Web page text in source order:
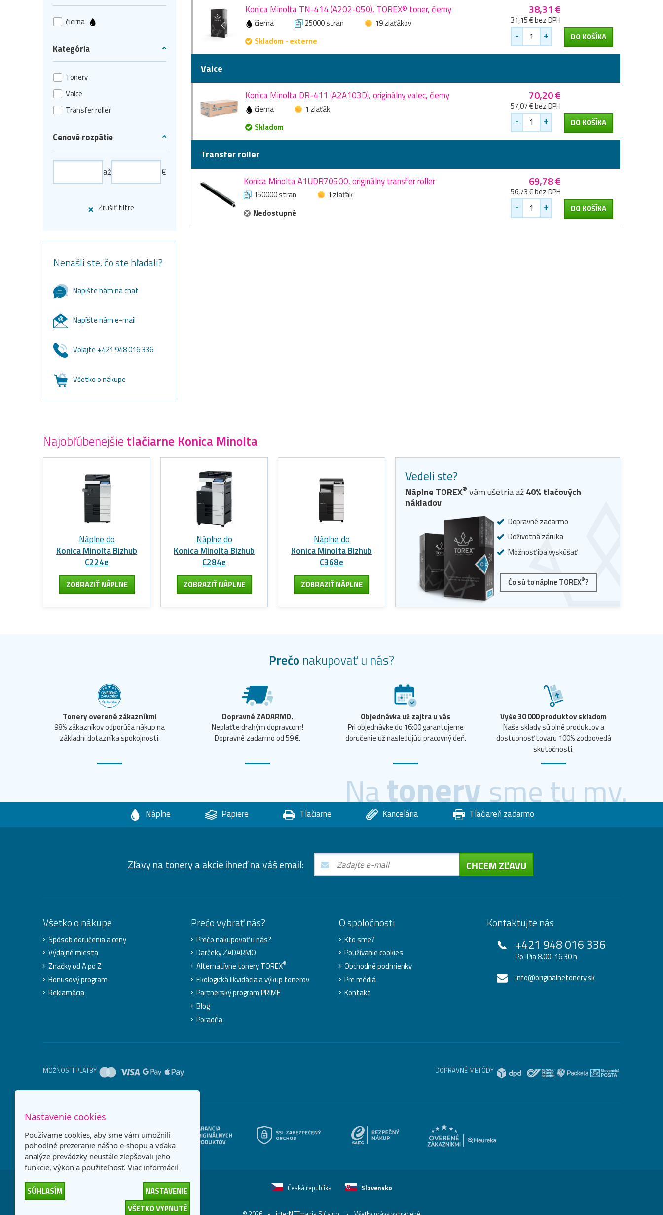
čierna
Kategória
Tonery
Valce
Transfer roller
Cenové rozpätie
až €
Zrušiť filtre
Nenašli ste, čo ste hľadali?
Napište nám na chat
Napíšte nám e-mail
Volajte +421 948 016 336
Všetko o nákupe
Konica Minolta TN-414 (A202-050), TOREX® toner, čierny
čierna 25000 stran
19 zlaťákov
Skladom - externe
38,31 €
31,15 € bez DPH
- + DO KOŠÍKA
Valce
Konica Minolta DR-411 (A2A103D), originálny valec, čierny
čierna
1 zlaťák
Skladom
70,20 €
57,07 € bez DPH
- + DO KOŠÍKA
Transfer roller
Konica Minolta A1UDR70500, originálny transfer roller
150000 stran
1 zlaťák
Nedostupné
69,78 €
56,73 € bez DPH
- + DO KOŠÍKA
Najobľúbenejšie tlačiarne Konica Minolta
Náplne do
Konica Minolta Bizhub
C224e
ZOBRAZIŤ NÁPLNE
Náplne do
Konica Minolta Bizhub
C284e
ZOBRAZIŤ NÁPLNE
Náplne do
Konica Minolta Bizhub
C368e
ZOBRAZIŤ NÁPLNE
Vedeli ste?
Náplne TOREX® vám ušetria až40% tlačových
nákladov
Dopravné zadarmo
Doživotná záruka
Možnosť iba vyskúšať
Čo sú to náplne TOREX®?
Prečo nakupovať u nás?
Tonery overené zákazníkmi
98% zákazníkov odporúča nákup na
základni dotazníka spokojnosti.
Dopravné ZADARMO.
Neplaťte drahým dopravcom!
Dopravné zadarmo od 59 €.
Objednávka už zajtra u vás
Pri objednávke do 16:00 garantujeme
doručenie už nasledujúci pracovný deň.
Vyše 30 000 produktov skladom
Naše sklady sú plné produktov a
dostupnosť tovaru 100% zodpovedá
skutočnosti.
Natonerysme tu my.
Náplne Papiere Tlačiarne Kancelária Tlačiareň zadarmo
Zľavy na tonery a akcie ihneď na váš email: CHCEM ZĽAVU
Všetko o nákupe
Spôsob doručenia a ceny
Výdajné miesta
Značky od A po Z
Bonusový program
Reklamácia
Prečo vybrať nás?
Prečo nakupovať u nás?
Darčeky ZADARMO
Alternatívne tonery TOREX®
Ekologická likvidácia a výkup tonerov
Partnerský program PRIME
Blog
Poradňa
O spoločnosti
Kto sme?
Používanie cookies
Obchodné podmienky
Pre médiá
Kontakt
Kontaktujte nás
+421 948 016 336
Po-Pia 8.00-16.30 h
info@originalnetonery.sk
MOŽNOSTI PLATBY DOPRAVNÉ METÓDY
Česká republika Slovensko
Nastavenie cookies
Používame cookies, aby sme vám umožnili
pohodlné prezeranie nášho e-shopu a vďaka
analýze prevádzky neustále zlepšovali jeho
funkcie, výkon a použiteľnosť. Viac informácií
SÚHLASÍM
NASTAVENIE
VŠETKO VYPNUTÉ